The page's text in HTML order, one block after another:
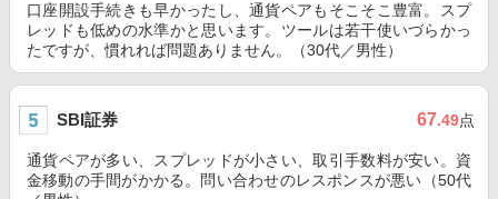
口座開設手続きも早かったし、通貨ペアもそこそこ豊富。スプ
レッドも低めの水準かと思います。ツールは若干使いづらかっ
たですが、慣れれば問題ありません。（30代／男性）
SBI証券 67.49点
通貨ペアが多い、スプレッドが小さい、取引手数料が安い。資
金移動の手間がかかる。問い合わせのレスポンスが悪い（50代